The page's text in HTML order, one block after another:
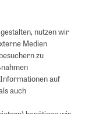
nutzen wir
Medien
zu
auf
auch